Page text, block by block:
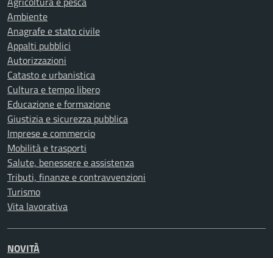
Ambiente
Anagrafe e stato civile
Appalti pubblici
Autorizzazioni
Catasto e urbanistica
Cultura e tempo libero
Educazione e formazione
Giustizia e sicurezza pubblica
Imprese e commercio
Mobilità e trasporti
Salute, benessere e assistenza
Tributi, finanze e contravvenzioni
Turismo
Vita lavorativa
NOVITÀ